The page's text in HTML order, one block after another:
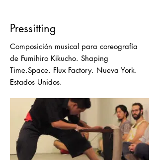
Pressitting
Composición musical para coreografía
de Fumihiro Kikucho. Shaping
Time.Space. Flux Factory. Nueva York.
Estados Unidos.